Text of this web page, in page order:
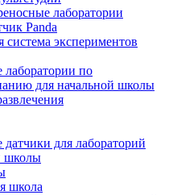
лаборатории
Panda
система экспериментов
по
для начальной школы
для лабораторий
школы
школа